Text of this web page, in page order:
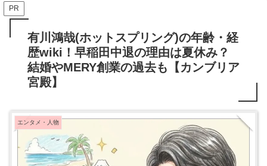
PR
有川鴻哉(ホットスプリング)の年齢・経
歴wiki！早稲田中退の理由は夏休み？
結婚やMERY創業の過去も【カンブリア
宮殿】
エンタメ・人物